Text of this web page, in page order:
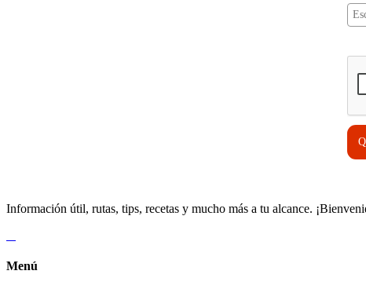
Información útil, rutas, tips, recetas y mucho más a tu alcance.
Menú